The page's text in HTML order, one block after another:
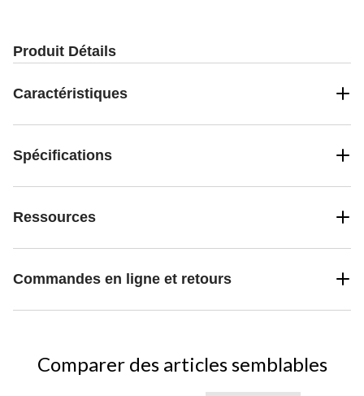
Produit Détails
Caractéristiques
Spécifications
Ressources
Commandes en ligne et retours
Comparer des articles semblables